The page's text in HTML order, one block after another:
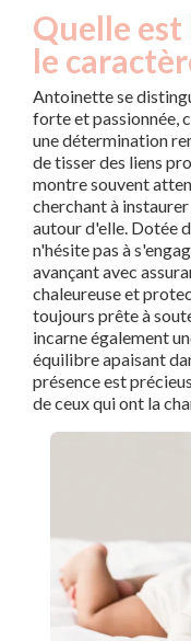
Quelle
le
Antoinette se
forte et passionnée,
une détermination
de tisser des liens
montre souvent
cherchant à
autour d'elle. Dotée
n'hésite pas à
avançant avec
chaleureuse et
toujours prête à
incarne également
équilibre apaisant
présence est
de ceux qui ont la